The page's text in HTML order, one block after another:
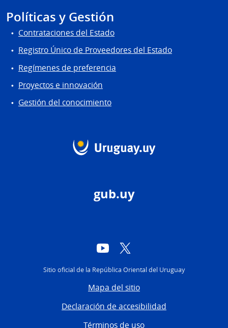
Políticas y Gestión
Contrataciones del Estado
Registro Único de Proveedores del Estado
Regímenes de preferencia
Proyectos e innovación
Gestión del conocimiento
gub.uy
YouTube
Sitio oficial de la República Oriental del Uruguay
Mapa del sitio
Declaración de accesibilidad
Términos de uso